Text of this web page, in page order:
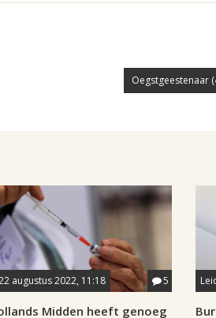
Oegstgeestenaar
augustus 2022, 11:18 5
Midden heeft genoeg